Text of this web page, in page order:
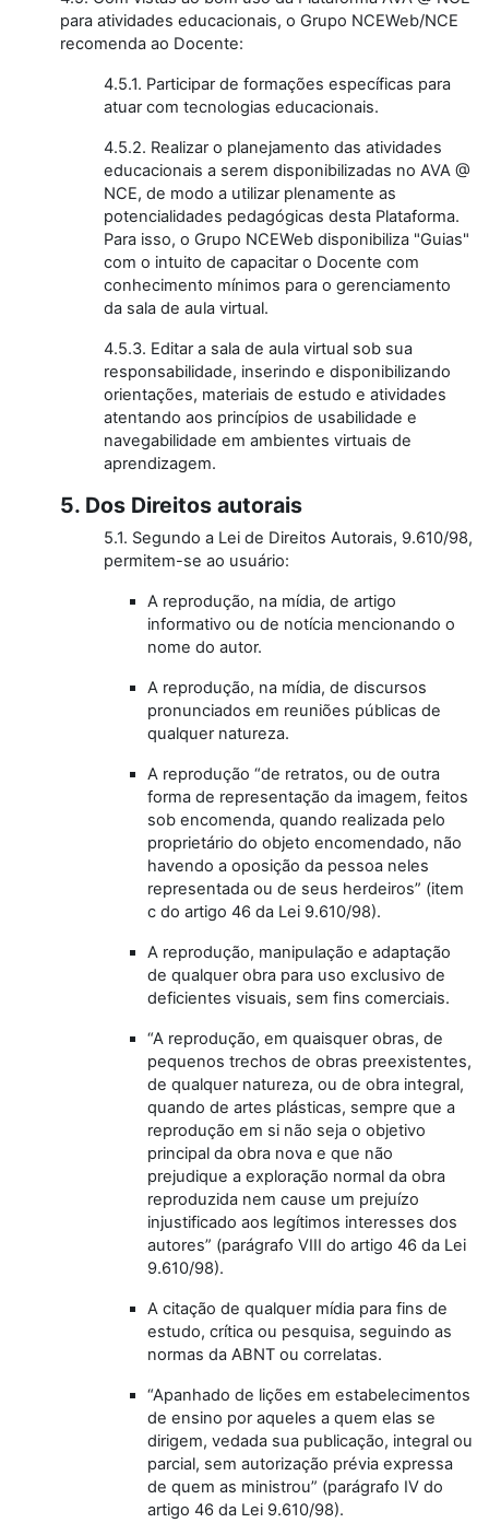
para atividades educacionais, o Grupo NCEWeb/NCE
recomenda ao Docente:
4.5.1. Participar de formações específicas para
atuar com tecnologias educacionais.
4.5.2. Realizar o planejamento das atividades
educacionais a serem disponibilizadas no AVA @
NCE, de modo a utilizar plenamente as
potencialidades pedagógicas desta Plataforma.
Para isso, o Grupo NCEWeb disponibiliza "Guias"
com o intuito de capacitar o Docente com
conhecimento mínimos para o gerenciamento
da sala de aula virtual.
4.5.3. Editar a sala de aula virtual sob sua
responsabilidade, inserindo e disponibilizando
orientações, materiais de estudo e atividades
atentando aos princípios de usabilidade e
navegabilidade em ambientes virtuais de
aprendizagem.
5. Dos Direitos autorais
5.1. Segundo a Lei de Direitos Autorais, 9.610/98,
permitem-se ao usuário:
A reprodução, na mídia, de artigo
informativo ou de notícia mencionando o
nome do autor.
A reprodução, na mídia, de discursos
pronunciados em reuniões públicas de
qualquer natureza.
A reprodução “de retratos, ou de outra
forma de representação da imagem, feitos
sob encomenda, quando realizada pelo
proprietário do objeto encomendado, não
havendo a oposição da pessoa neles
representada ou de seus herdeiros” (item
c do artigo 46 da Lei 9.610/98).
A reprodução, manipulação e adaptação
de qualquer obra para uso exclusivo de
deficientes visuais, sem fins comerciais.
“A reprodução, em quaisquer obras, de
pequenos trechos de obras preexistentes,
de qualquer natureza, ou de obra integral,
quando de artes plásticas, sempre que a
reprodução em si não seja o objetivo
principal da obra nova e que não
prejudique a exploração normal da obra
reproduzida nem cause um prejuízo
injustificado aos legítimos interesses dos
autores” (parágrafo VIII do artigo 46 da Lei
9.610/98).
A citação de qualquer mídia para fins de
estudo, crítica ou pesquisa, seguindo as
normas da ABNT ou correlatas.
“Apanhado de lições em estabelecimentos
de ensino por aqueles a quem elas se
dirigem, vedada sua publicação, integral ou
parcial, sem autorização prévia expressa
de quem as ministrou” (parágrafo IV do
artigo 46 da Lei 9.610/98).